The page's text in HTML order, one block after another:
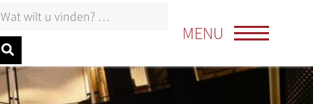
naar:
MENU